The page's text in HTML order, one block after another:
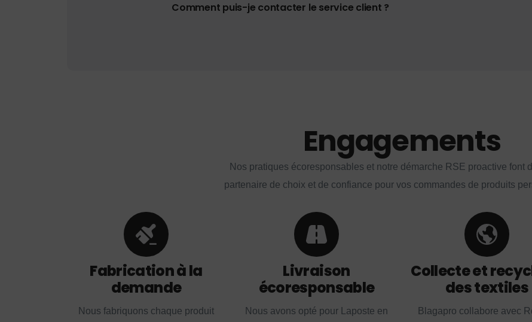
Comment puis-je contacter le service client ?
Engagements
Nos pratiques écoresponsables et notre démarche RSE proactive font
partenaire de choix et de confiance pour vos commandes de produits
Fabrication à la
demande
Nous fabriquons chaque produit
Livraison
écoresponsable
Nous avons opté pour Laposte en
Collecte et
des textiles
Blagapro collabore avec